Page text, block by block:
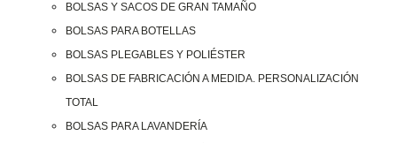
BOLSAS Y SACOS DE GRAN TAMAÑO
BOLSAS PARA BOTELLAS
BOLSAS PLEGABLES Y POLIÉSTER
BOLSAS DE FABRICACIÓN A MEDIDA. PERSONALIZACIÓN
TOTAL
BOLSAS PARA LAVANDERÍA